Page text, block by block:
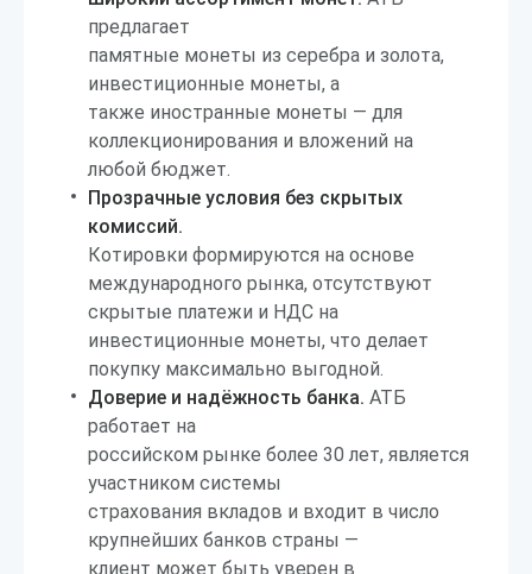
предлагает
памятные монеты из серебра и золота,
инвестиционные монеты, а
также иностранные монеты — для
коллекционирования и вложений на
любой бюджет.
Прозрачные условия без скрытых
комиссий.
Котировки формируются на основе
международного рынка, отсутствуют
скрытые платежи и НДС на
инвестиционные монеты, что делает
покупку максимально выгодной.
Доверие и надёжность банка. АТБ
работает на
российском рынке более 30 лет, является
участником системы
страхования вкладов и входит в число
крупнейших банков страны —
клиент может быть уверен в